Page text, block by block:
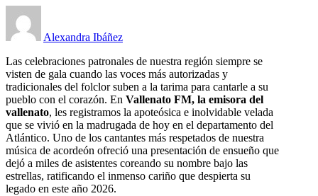
Alexandra Ibáñez
Las celebraciones patronales de nuestra región siempre se
visten de gala cuando las voces más autorizadas y
tradicionales del folclor suben a la tarima para cantarle a su
pueblo con el corazón. En Vallenato FM, la emisora del
vallenato, les registramos la apoteósica e inolvidable velada
que se vivió en la madrugada de hoy en el departamento del
Atlántico. Uno de los cantantes más respetados de nuestra
música de acordeón ofreció una presentación de ensueño que
dejó a miles de asistentes coreando su nombre bajo las
estrellas, ratificando el inmenso cariño que despierta su
legado en este año 2026.